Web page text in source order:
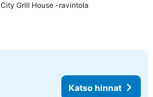
City Grill House -ravintola
Katso hinnat